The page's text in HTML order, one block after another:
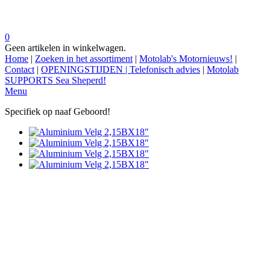
0
Geen artikelen in winkelwagen.
Home | Zoeken in het assortiment | Motolab's Motornieuws! |
Contact | OPENINGSTIJDEN | Telefonisch advies | Motolab
SUPPORTS Sea Sheperd!
Menu
Specifiek op naaf Geboord!